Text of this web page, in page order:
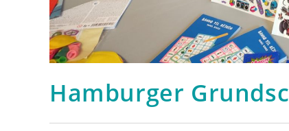
Hamburger